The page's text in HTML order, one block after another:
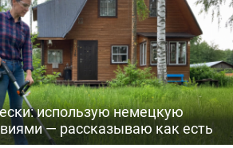
использую немецкую
— рассказываю как есть